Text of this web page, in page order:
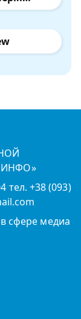
тел. +38 (093)
сфере медиа